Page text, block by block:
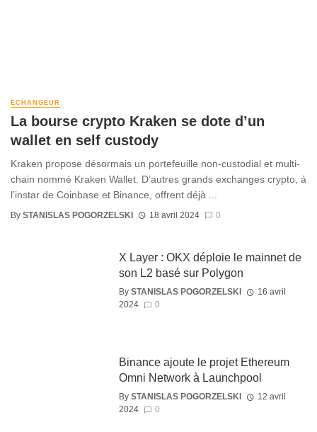
ECHANGEUR
La bourse crypto Kraken se dote d’un
wallet en self custody
Kraken propose désormais un portefeuille non-custodial et multi-
chain nommé Kraken Wallet. D’autres grands exchanges crypto, à
l’instar de Coinbase et Binance, offrent déjà ...
By STANISLAS POGORZELSKI 18 avril 2024 0
X Layer : OKX déploie le mainnet de
son L2 basé sur Polygon
By STANISLAS POGORZELSKI
16 avril
2024
0
Binance ajoute le projet Ethereum
Omni Network à Launchpool
By STANISLAS POGORZELSKI
12 avril
2024
0